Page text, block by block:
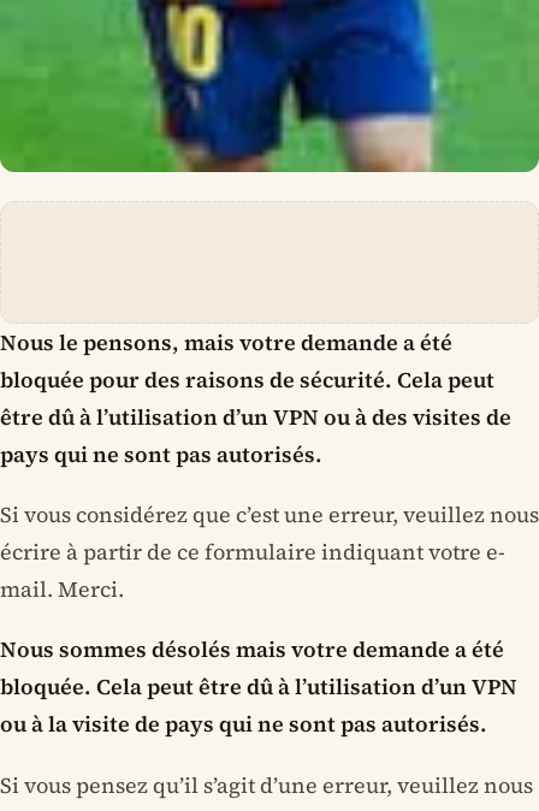
Nous le pensons, mais votre demande a été
bloquée pour des raisons de sécurité. Cela peut
être dû à l’utilisation d’un VPN ou à des visites de
pays qui ne sont pas autorisés.
Si vous considérez que c’est une erreur, veuillez nous
écrire à partir de ce formulaire indiquant votre e-
mail. Merci.
Nous sommes désolés mais votre demande a été
bloquée. Cela peut être dû à l’utilisation d’un VPN
ou à la visite de pays qui ne sont pas autorisés.
Si vous pensez qu’il s’agit d’une erreur, veuillez nous